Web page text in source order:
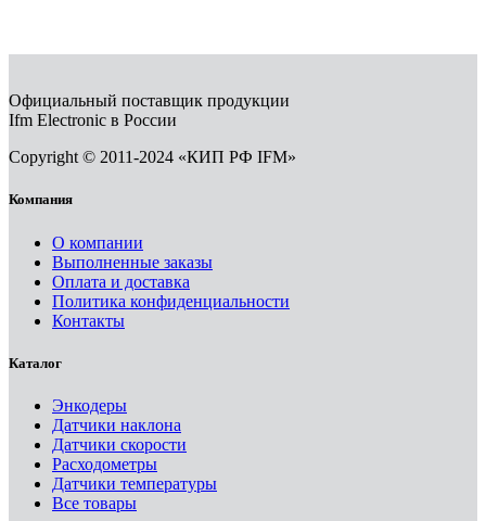
Официальный поставщик продукции
Ifm Electronic в России
Copyright © 2011-2024 «КИП РФ IFM»
Компания
О компании
Выполненные заказы
Оплата и доставка
Политика конфиденциальности
Контакты
Каталог
Энкодеры
Датчики наклона
Датчики скорости
Расходометры
Датчики температуры
Все товары